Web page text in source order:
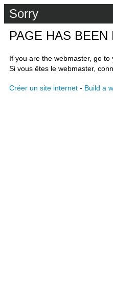
Sorry
PAGE HAS BEEN
If you are the webmaster, go
Si vous êtes le webmaster,
Créer un site internet - Build a